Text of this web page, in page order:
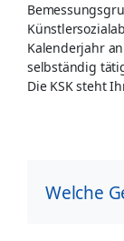
Kalenderjahr
selbständig
Die KSK steht
Welche